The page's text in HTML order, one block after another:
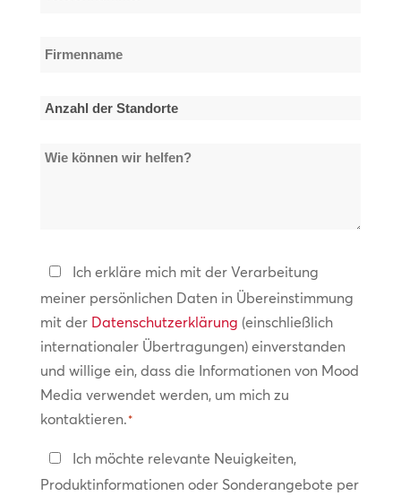
Firmenname
Anzahl
Standorte
Wie
Datenschutzerklärung
*
Ich erkläre mich mit der Verarbeitung
meiner persönlichen Daten in Übereinstimmung
mit der Datenschutzerklärung (einschließlich
internationaler Übertragungen) einverstanden
und willige ein, dass die Informationen von Mood
Media verwendet werden, um mich zu
kontaktieren.*
In
Kontakt
Ich möchte relevante Neuigkeiten,
Produktinformationen oder Sonderangebote per